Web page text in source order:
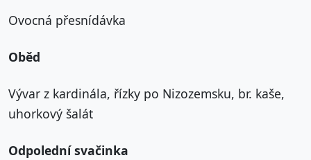
Ovocná přesnídávka
Oběd
Vývar z kardinála, řízky po Nizozemsku, br. kaše,
uhorkový šalát
Odpolední svačinka